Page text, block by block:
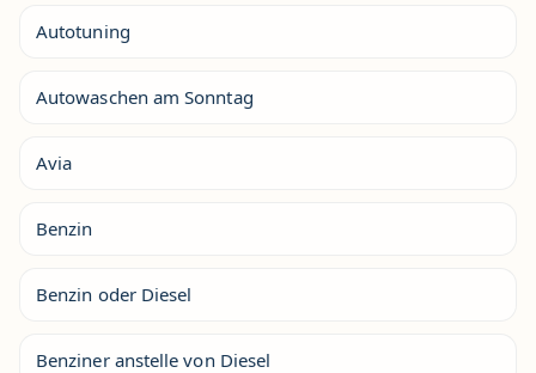
Autotuning
Autowaschen am Sonntag
Avia
Benzin
Benzin oder Diesel
Benziner anstelle von Diesel